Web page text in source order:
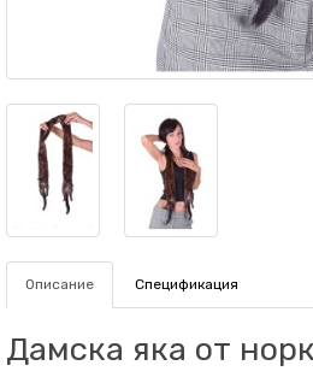
Описание Спецификация
Дамска яка от